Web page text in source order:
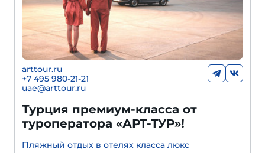
arttour.ru
+7 495 980-21-21
uae@arttour.ru
Турция премиум-класса от
туроператора «АРТ-ТУР»!
Пляжный отдых в отелях класса люкс